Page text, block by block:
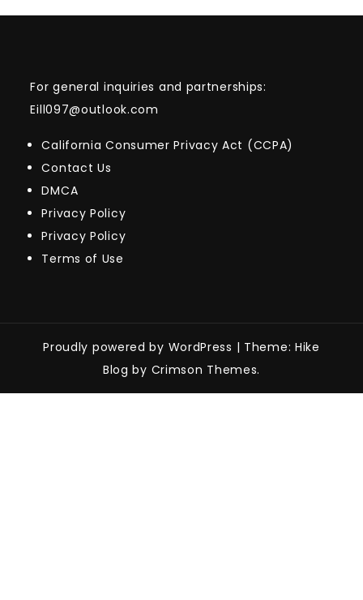
For general inquiries and partnerships:
Eill097@outlook.com
California Consumer Privacy Act (CCPA)
Contact Us
DMCA
Privacy Policy
Privacy Policy
Terms of Use
Proudly powered by WordPress | Theme: Hike
Blog by Crimson Themes.